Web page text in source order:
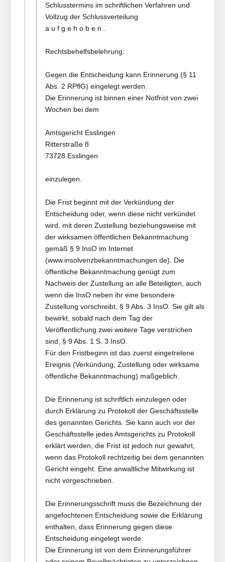
Schlusstermins im schriftlichen Verfahren und
Vollzug der Schlussverteilung
a u f g e h o b e n .
Rechtsbehelfsbelehrung:
Gegen die Entscheidung kann Erinnerung (§ 11
Abs. 2 RPflG) eingelegt werden.
Die Erinnerung ist binnen einer Notfrist von zwei
Wochen bei dem
Amtsgericht Esslingen
Ritterstraße 8
73728 Esslingen
einzulegen.
Die Frist beginnt mit der Verkündung der
Entscheidung oder, wenn diese nicht verkündet
wird, mit deren Zustellung beziehungsweise mit
der wirksamen öffentlichen Bekanntmachung
gemäß § 9 InsO im Internet
(www.insolvenzbekanntmachungen.de). Die
öffentliche Bekanntmachung genügt zum
Nachweis der Zustellung an alle Beteiligten, auch
wenn die InsO neben ihr eine besondere
Zustellung vorschreibt, § 9 Abs. 3 InsO. Sie gilt als
bewirkt, sobald nach dem Tag der
Veröffentlichung zwei weitere Tage verstrichen
sind, § 9 Abs. 1 S. 3 InsO.
Für den Fristbeginn ist das zuerst eingetretene
Ereignis (Verkündung, Zustellung oder wirksame
öffentliche Bekanntmachung) maßgeblich.
Die Erinnerung ist schriftlich einzulegen oder
durch Erklärung zu Protokoll der Geschäftsstelle
des genannten Gerichts. Sie kann auch vor der
Geschäftsstelle jedes Amtsgerichts zu Protokoll
erklärt werden; die Frist ist jedoch nur gewahrt,
wenn das Protokoll rechtzeitig bei dem genannten
Gericht eingeht. Eine anwaltliche Mitwirkung ist
nicht vorgeschrieben.
Die Erinnerungsschrift muss die Bezeichnung der
angefochtenen Entscheidung sowie die Erklärung
enthalten, dass Erinnerung gegen diese
Entscheidung eingelegt werde.
Die Erinnerung ist von dem Erinnerungsführer